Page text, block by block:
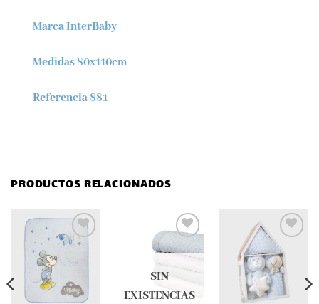
Marca InterBaby
Medidas 80x110cm
Referencia 881
PRODUCTOS RELACIONADOS
Añadir
a la
deseos
Añadir
a la
lista
de
deseos
SIN
EXISTENCIAS
Añadir
a la
lista
de
deseos